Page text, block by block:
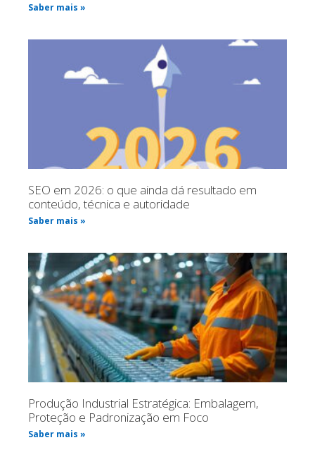
Saber mais »
SEO em 2026: o que ainda dá resultado em
conteúdo, técnica e autoridade
Saber mais »
Produção Industrial Estratégica: Embalagem,
Proteção e Padronização em Foco
Saber mais »